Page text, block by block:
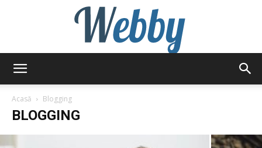
Acasă Blogging
BLOGGING
„Anamaria Prodan este o escroaca
perversa!” Vezi cine spune asta